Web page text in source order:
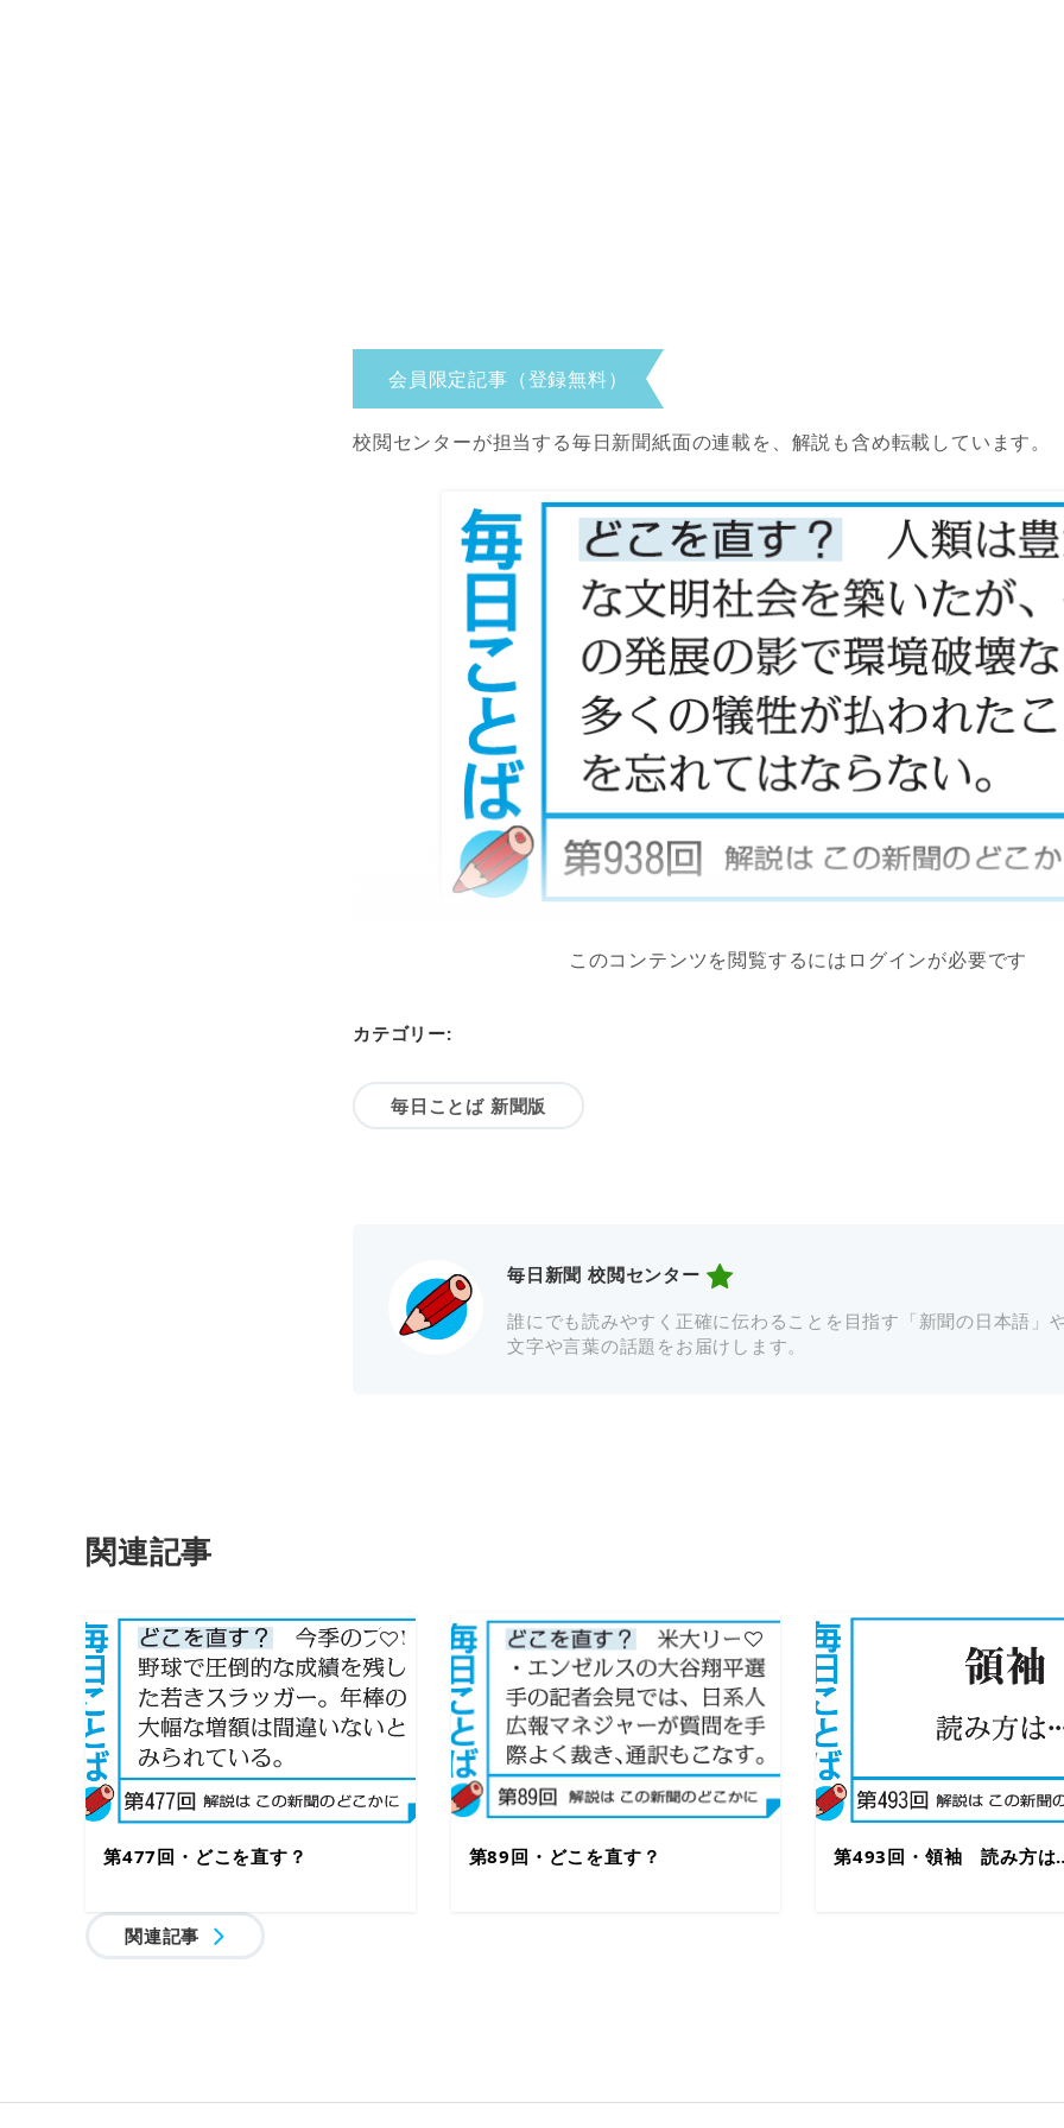
会員限定記事（登録無料）
校閲センターが担当する毎日新聞紙面の連載を、解説も含め転載しています。
このコンテンツを閲覧するにはログインが必要です
カテゴリー:
毎日ことば 新聞版
毎日新聞 校閲センター
誰にでも読みやすく正確に伝わることを目指す「新聞の日本語」
文字や言葉の話題をお届けします。
関連記事
第477回・どこを直す？ 第89回・どこを直す？ 第493回・領袖 読み方は
関連記事